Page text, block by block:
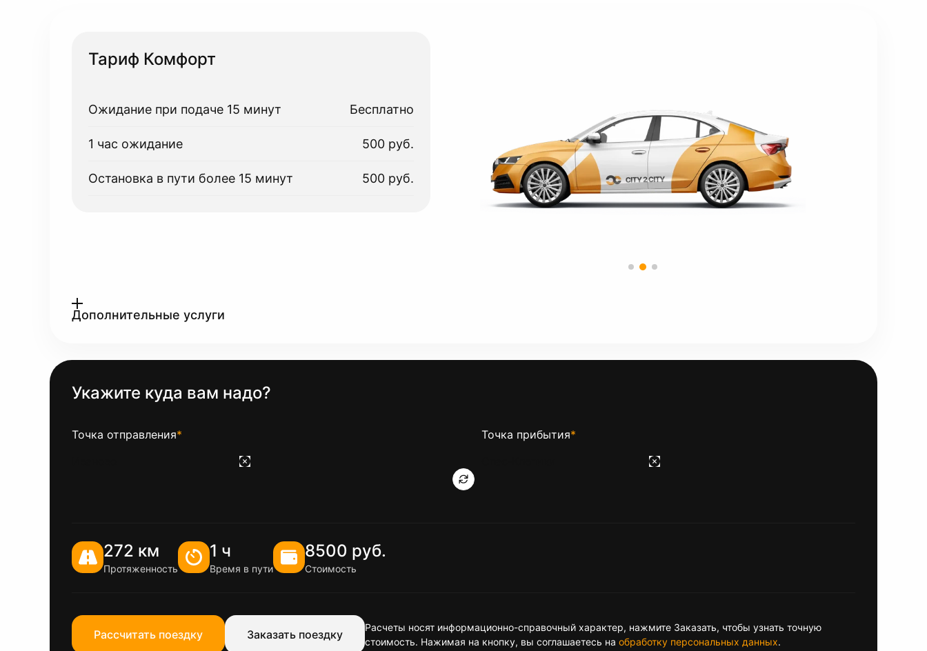
Тариф Комфорт
Ожидание при подаче 15 минут Бесплатно
1 час ожидание 500 руб.
Остановка в пути более 15 минут 500 руб.
Дополнительные услуги
Укажите куда вам надо?
Точка отправления* Точка прибытия*
272 км
Протяженность
1 ч
Время в пути
8500 руб.
Стоимость
Рассчитать поездку Заказать поездку
Расчеты носят информационно-справочный характер, нажмите Заказать, чтобы узнать точную
стоимость. Нажимая на кнопку, вы соглашаетесь на обработку персональных данных.